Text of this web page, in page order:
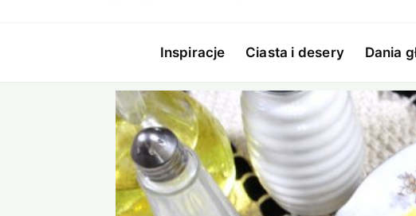
Inspiracje Ciasta i desery Dania